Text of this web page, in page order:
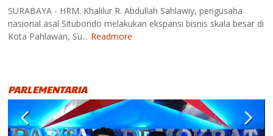
SURABAYA - HRM. Khalilur R. Abdullah Sahlawiy, pengusaha
nasional asal Situbondo melakukan ekspansi bisnis skala besar di
Kota Pahlawan, Su... Readmore
PARLEMENTARIA